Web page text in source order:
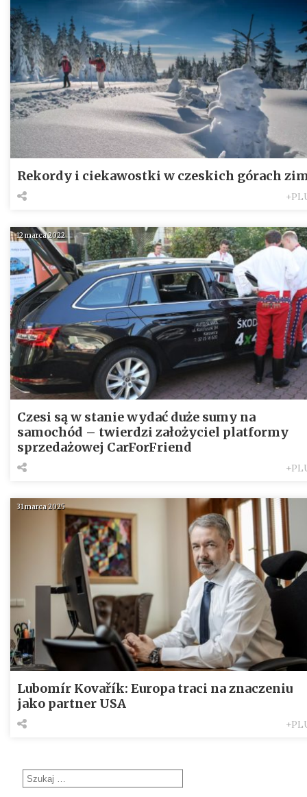
Rekordy i ciekawostki w czeskich górach
12 marca 2022
Czesi są w stanie wydać duże sumy na
samochód – twierdzi założyciel platformy
sprzedażowej CarForFriend
31 marca 2025
Lubomír Kovařík: Europa traci na znaczeniu
jako partner USA